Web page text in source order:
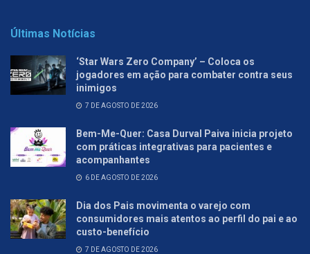
Últimas Notícias
‘Star Wars Zero Company’ – Coloca os
jogadores em ação para combater contra seus
inimigos
7 DE AGOSTO DE 2026
Bem-Me-Quer: Casa Durval Paiva inicia projeto
com práticas integrativas para pacientes e
acompanhantes
6 DE AGOSTO DE 2026
Dia dos Pais movimenta o varejo com
consumidores mais atentos ao perfil do pai e ao
custo-benefício
7 DE AGOSTO DE 2026